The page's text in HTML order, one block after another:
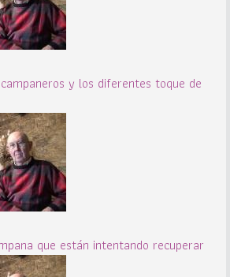
y los diferentes toque de
que están intentando recuperar